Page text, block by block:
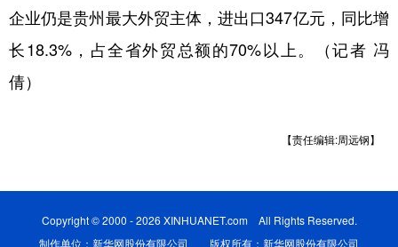
浙江 安徽 福建 江西
西藏
新疆 内蒙古 黑龙江
企业仍是贵州最大外贸主体，进出口347亿元，同比增
长18.3%，占全省外贸总额的70%以上。（记者 冯
倩）
【责任编辑:周远钢】
Copyright © 2000 - 2026 XINHUANET.com All Rights Reserved.
制作单位：新华网股份有限公司 版权所有：新华网股份有限公司